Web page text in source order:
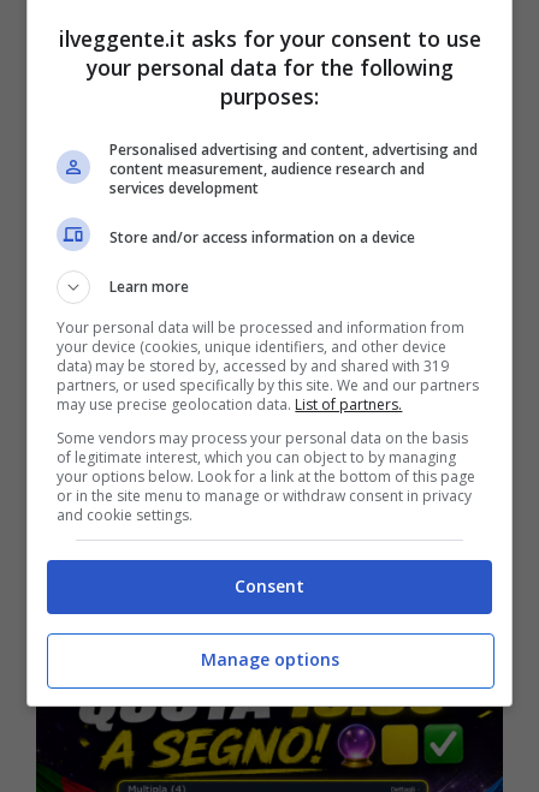
Il pronostico
Nonostante la brutta prestazione dell’esordio, il
gap tecnico e fisico a favore della Cechia è
evidente. Contro un Sudafrica incerottato, privo
di due titolari per squalifica e mentalmente
fragile dopo il tiro al bersaglio subito all’Azteca
contro il Messico, gli uomini di Koubek
l’esperienza necessaria per imporsi e
prendersi i tre punti vitali. Entrambe le
selezioni hanno palesato scompensi enormi in
fase di creazione (xG ampiamente sotto l’1.00
per entrambe al debutto). Inoltre, il Sudafrica è
reduce da ben treUnder 2.5 consecutivi e
difficilmente assisteremo a un match
spettacolare o ricco di colpi di scena
ilveggente.it asks for your consent to use
your personal data for the following
purposes:
Personalised advertising and content, advertising and
content measurement, audience research and
services development
Store and/or access information on a device
Learn more
Your personal data will be processed and information from
your device (cookies, unique identifiers, and other device
data) may be stored by, accessed by and shared with 319
partners, or used specifically by this site. We and our partners
may use precise geolocation data. List of partners.
Some vendors may process your personal data on the basis
of legitimate interest, which you can object to by managing
your options below. Look for a link at the bottom of this page
or in the site menu to manage or withdraw consent in privacy
and cookie settings.
Consent
Manage options